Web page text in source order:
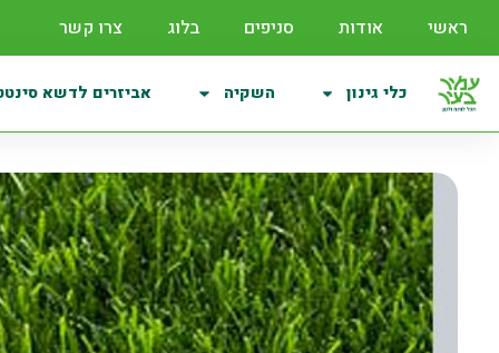
ראשי אודות סניפים בלוג צרו קשר
כלי גינון השקיה אביזרים לדשא